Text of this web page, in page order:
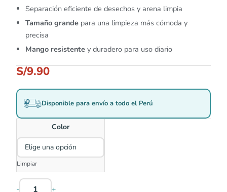
Separación eficiente de desechos y arena limpia
Tamaño grande para una limpieza más cómoda y
precisa
Mango resistente y duradero para uso diario
S/9.90
Disponible para envío a todo el Perú
Color
Limpiar
- +